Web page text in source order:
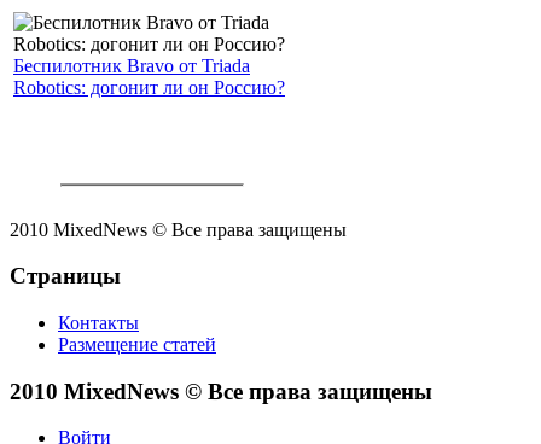
Беспилотник Bravo от Triada
Robotics: догонит ли он Россию?
2010 MixedNews © Все права защищены
Страницы
Контакты
Размещение статей
2010 MixedNews © Все права защищены
Войти